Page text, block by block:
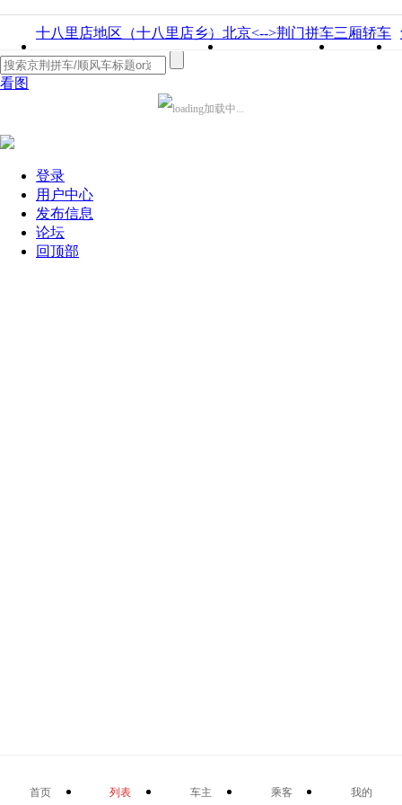
十八里店地区（十八里店乡） 北京<-->荆门拼车三厢轿车
看图
加载中...
登录
用户中心
发布信息
论坛
回顶部
首页 列表 车主 乘客 我的